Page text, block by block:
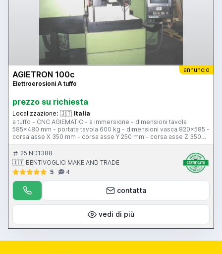
annuncio
AGIETRON 100c
Elettroerosioni A tuffo
prezzo su richiesta
Localizzazione: 🇮🇹 Italia
a tuffo - CNC AGIEMATIC - a immersione - dimensioni tavola
585x480 mm - portata tavola 600 kg - dimensioni vasca 820x585 -
corsa asse X 350 mm - corsa asse Y 250 mm - corsa asse Z 350
mm - distanza terra/tavola 480-130 mm - asse C - cambio lettrodo
15 posti 200 kg max - avanzamenti 720 mm/min - peso
780x500x220 mm
25IND1388
🇮🇹 BENTIVOGLIO MAKE AND TRADE
5
4
contatta
vedi di più